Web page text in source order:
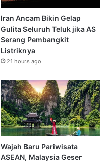
Iran Ancam Bikin Gelap
Gulita Seluruh Teluk jika AS
Serang Pembangkit
Listriknya
21 hours ago
Wajah Baru Pariwisata
ASEAN, Malaysia Geser